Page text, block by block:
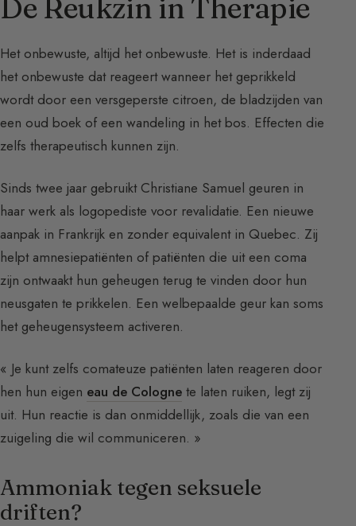
De Reukzin in Therapie
Het onbewuste, altijd het onbewuste. Het is inderdaad
het onbewuste dat reageert wanneer het geprikkeld
wordt door een versgeperste citroen, de bladzijden van
een oud boek of een wandeling in het bos. Effecten die
zelfs therapeutisch kunnen zijn.
Sinds twee jaar gebruikt Christiane Samuel geuren in
haar werk als logopediste voor revalidatie. Een nieuwe
aanpak in Frankrijk en zonder equivalent in Quebec. Zij
helpt amnesiepatiënten of patiënten die uit een coma
zijn ontwaakt hun geheugen terug te vinden door hun
neusgaten te prikkelen. Een welbepaalde geur kan soms
het geheugensysteem activeren.
« Je kunt zelfs comateuze patiënten laten reageren door
hen hun eigen eau de Cologne te laten ruiken, legt zij
uit. Hun reactie is dan onmiddellijk, zoals die van een
zuigeling die wil communiceren. »
Ammoniak tegen seksuele
driften?